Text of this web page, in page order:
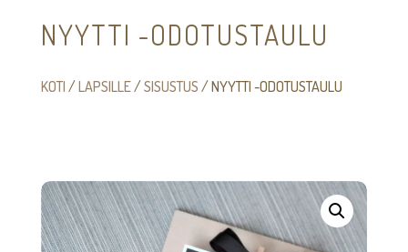
NYYTTI -ODOTUSTAULU
KOTI /LAPSILLE/SISUSTUS / NYYTTI -ODOTUSTAULU